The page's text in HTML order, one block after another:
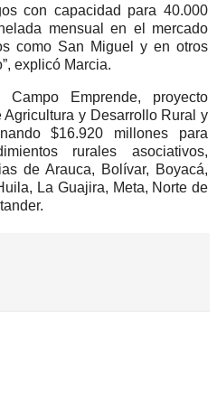
con capacidad para 40.000
mensual en el mercado
como San Miguel y en otros
explicó Marcia.
Emprende, proyecto
Agricultura y Desarrollo Rural y
$16.920 millones para
rurales asociativos,
de Arauca, Bolívar, Boyacá,
La Guajira, Meta, Norte de